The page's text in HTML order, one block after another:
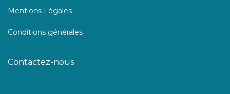
Mentions Légales
Conditions générales
Contactez-nous